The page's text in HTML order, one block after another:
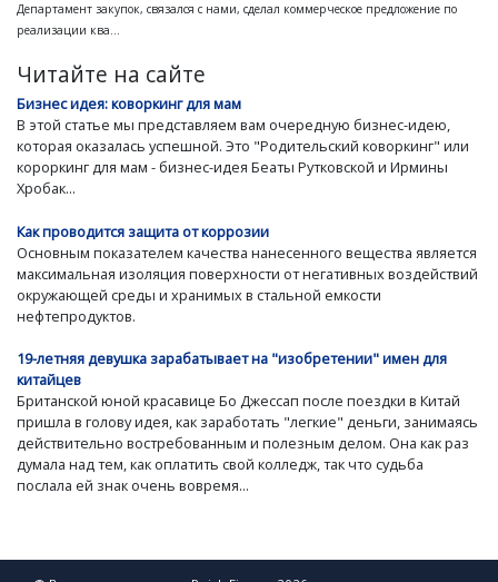
Департамент закупок, связался с нами, сделал коммерческое предложение по
реализации ква...
Читайте на сайте
Бизнес идея: коворкинг для мам
В этой статье мы представляем вам очередную бизнес-идею,
которая оказалась успешной. Это "Родительский коворкинг" или
короркинг для мам - бизнес-идея Беаты Рутковской и Ирмины
Хробак...
Как проводится защита от коррозии
Основным показателем качества нанесенного вещества является
максимальная изоляция поверхности от негативных воздействий
окружающей среды и хранимых в стальной емкости
нефтепродуктов.
19-летняя девушка зарабатывает на "изобретении" имен для
китайцев
Британской юной красавице Бо Джессап после поездки в Китай
пришла в голову идея, как заработать "легкие" деньги, занимаясь
действительно востребованным и полезным делом. Она как раз
думала над тем, как оплатить свой колледж, так что судьба
послала ей знак очень вовремя...